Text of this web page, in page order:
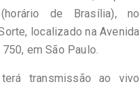
de Brasília), no
localizado na Avenida
750, em São Paulo.
transmissão ao vivo